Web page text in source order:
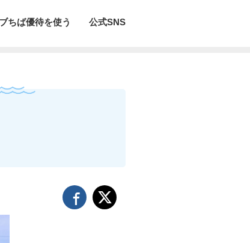
ちば優待を使う 公式SNS